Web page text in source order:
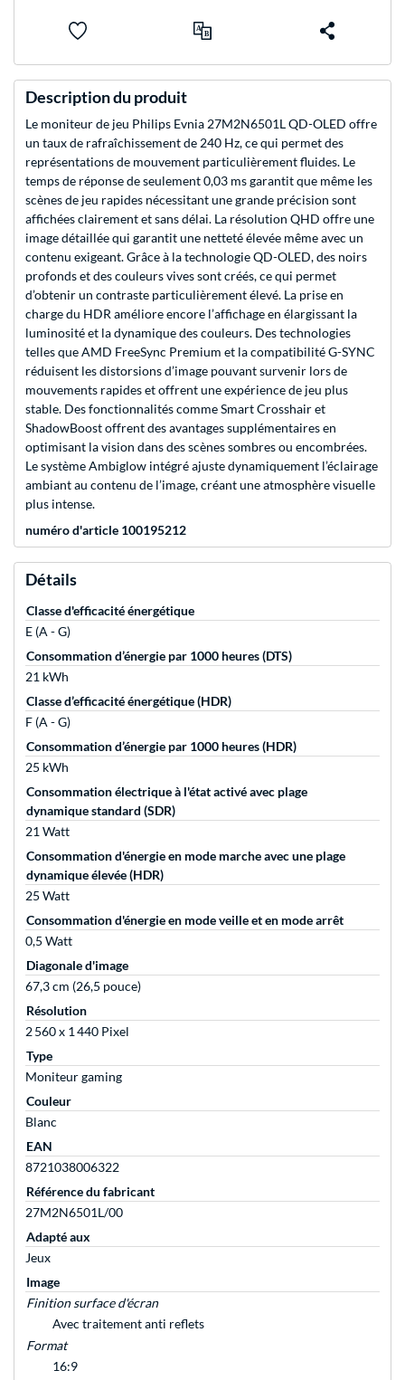
Description du produit
Le moniteur de jeu Philips Evnia 27M2N6501L QD-OLED offre
un taux de rafraîchissement de 240 Hz, ce qui permet des
représentations de mouvement particulièrement fluides. Le
temps de réponse de seulement 0,03 ms garantit que même les
scènes de jeu rapides nécessitant une grande précision sont
affichées clairement et sans délai. La résolution QHD offre une
image détaillée qui garantit une netteté élevée même avec un
contenu exigeant. Grâce à la technologie QD-OLED, des noirs
profonds et des couleurs vives sont créés, ce qui permet
d’obtenir un contraste particulièrement élevé. La prise en
charge du HDR améliore encore l’affichage en élargissant la
luminosité et la dynamique des couleurs. Des technologies
telles que AMD FreeSync Premium et la compatibilité G-SYNC
réduisent les distorsions d’image pouvant survenir lors de
mouvements rapides et offrent une expérience de jeu plus
stable. Des fonctionnalités comme Smart Crosshair et
ShadowBoost offrent des avantages supplémentaires en
optimisant la vision dans des scènes sombres ou encombrées.
Le système Ambiglow intégré ajuste dynamiquement l’éclairage
ambiant au contenu de l’image, créant une atmosphère visuelle
plus intense.
numéro d'article 100195212
Détails
Classe d'efficacité énergétique
E (A - G)
Consommation d’énergie par 1000 heures (DTS)
21 kWh
Classe d’efficacité énergétique (HDR)
F (A - G)
Consommation d’énergie par 1000 heures (HDR)
25 kWh
Consommation électrique à l'état activé avec plage
dynamique standard (SDR)
21 Watt
Consommation d'énergie en mode marche avec une plage
dynamique élevée (HDR)
25 Watt
Consommation d'énergie en mode veille et en mode arrêt
0,5 Watt
Diagonale d'image
67,3 cm (26,5 pouce)
Résolution
2 560 x 1 440 Pixel
Type
Moniteur gaming
Couleur
Blanc
EAN
8721038006322
Référence du fabricant
27M2N6501L/00
Adapté aux
Jeux
Image
Finition surface d'écran
Avec traitement anti reflets
Format
16:9